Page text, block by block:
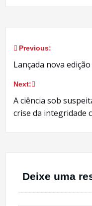
Navegação
Post
Previous:
Lançada nova
Next:
A ciência sob
crise da integridade
Deixe uma